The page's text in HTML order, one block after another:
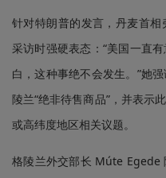
针对特朗普的发言，丹麦首
采访时强硬表态：“美国一直
白，这种事绝不会发生。”她
陵兰“绝非待售商品”，并表示
或高纬度地区相关议题。
格陵兰外交部长 Múte Egede